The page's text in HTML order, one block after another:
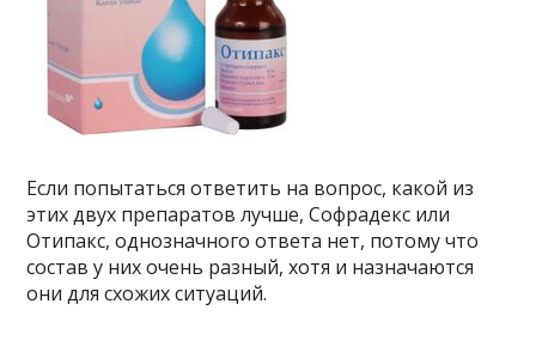
Если попытаться ответить на вопрос, какой из
этих двух препаратов лучше, Софрадекс или
Отипакс, однозначного ответа нет, потому что
состав у них очень разный, хотя и назначаются
они для схожих ситуаций.